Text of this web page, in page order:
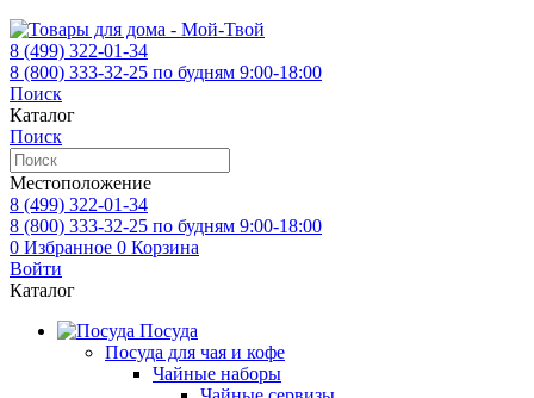
8 (499) 322-01-34
8 (800) 333-32-25 по будням 9:00-18:00
Поиск
Каталог
Поиск
Местоположение
8 (499) 322-01-34
8 (800) 333-32-25 по будням 9:00-18:00
0 Избранное 0 Корзина
Войти
Каталог
Посуда
Посуда для чая и кофе
Чайные наборы